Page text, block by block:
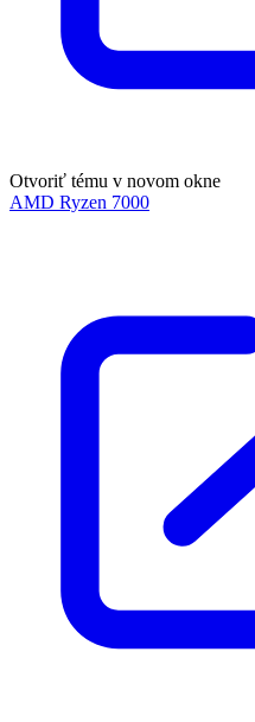
Otvoriť tému v novom okne
AMD Ryzen 7000